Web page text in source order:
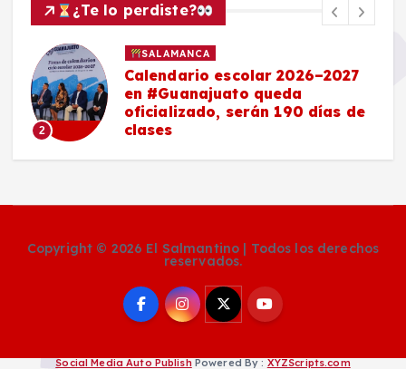
¿Te lo perdiste?
2
SALAMANCA
Calendario escolar 2026–2027
en #Guanajuato queda
oficializado, serán 190 días de
clases
Copyright © 2026 El Salmantino | Todos los derechos
reservados.
Social Media Auto Publish Powered By : XYZScripts.com